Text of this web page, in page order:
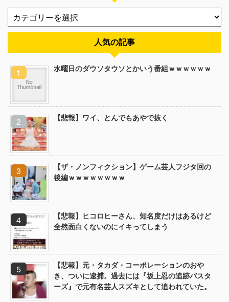
人気の記事
水曜日のダウソタウソとかいう番組ｗｗｗｗｗｗ
【悲報】ワイ、とんでもあやで抜く
【ザ・ノンフィクション】ゲーム芸人フジタ回の
後編ｗｗｗｗｗｗｗｗ
【悲報】ヒコロヒーさん、知名度だけはあるけど
全然面白くないのにイキってしまう
【悲報】元・タカダ・コーポレーションのおや
き、ついに逮捕。過去には『坂上忍の追跡バスタ
ーズ』で元有名芸人スズキとして追われていた。